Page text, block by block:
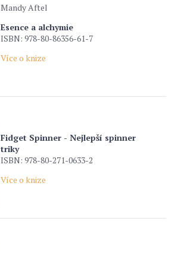
Mandy Aftel
Esence a alchymie
ISBN: 978-80-86356-61-7
Více o knize
Fidget Spinner - Nejlepší spinner
triky
ISBN: 978-80-271-0633-2
Více o knize